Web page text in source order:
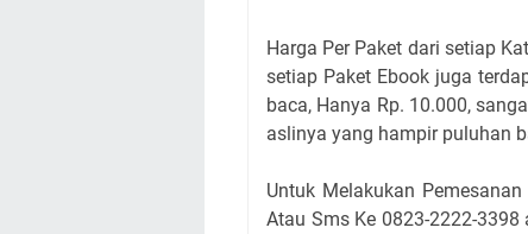
Harga Per Paket dari setiap
setiap Paket Ebook juga
baca, Hanya Rp. 10.000,
aslinya yang hampir puluhan
Untuk Melakukan
Atau Sms Ke 0823-2222-3398